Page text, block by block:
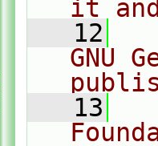
it
   12
GNU
   13